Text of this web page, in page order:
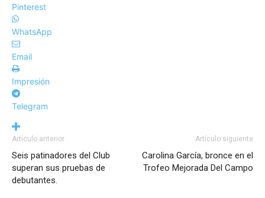
Pinterest
WhatsApp
Email
Impresión
Telegram
Artículo anterior
Seis patinadores del Club
superan sus pruebas de
debutantes.
Artículo siguiente
Carolina García, bronce en el
Trofeo Mejorada Del Campo